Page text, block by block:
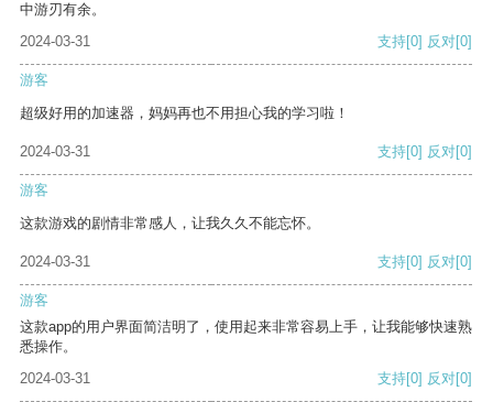
中游刃有余。
2024-03-31
支持[0] 反对[0]
游客
超级好用的加速器，妈妈再也不用担心我的学习啦！
2024-03-31 支持[0] 反对[0]
游客
这款游戏的剧情非常感人，让我久久不能忘怀。
2024-03-31 支持[0] 反对[0]
游客
这款app的用户界面简洁明了，使用起来非常容易上手，让我能够快速熟
悉操作。
2024-03-31
支持[0] 反对[0]